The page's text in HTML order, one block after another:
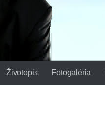
Životopis Fotogaléria